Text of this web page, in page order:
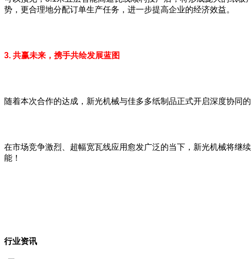
势，更合理地分配订单生产任务，进一步提高企业的经济效益。
3. 共赢未来，携手共绘发展蓝图
随着本次合作的达成，新光机械与佳多多纸制品正式开启深度协同
在市场竞争激烈、超幅宽瓦线应用愈发广泛的当下，新光机械将继
能！
行业资讯